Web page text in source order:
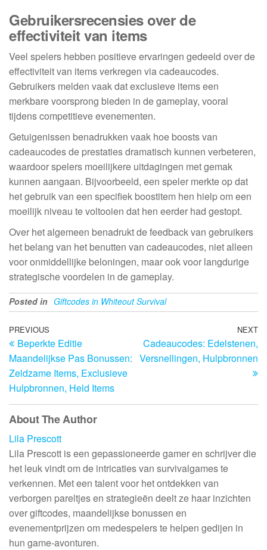
Gebruikersrecensies over de
effectiviteit van items
Veel spelers hebben positieve ervaringen gedeeld over de
effectiviteit van items verkregen via cadeaucodes.
Gebruikers melden vaak dat exclusieve items een
merkbare voorsprong bieden in de gameplay, vooral
tijdens competitieve evenementen.
Getuigenissen benadrukken vaak hoe boosts van
cadeaucodes de prestaties dramatisch kunnen verbeteren,
waardoor spelers moeilijkere uitdagingen met gemak
kunnen aangaan. Bijvoorbeeld, een speler merkte op dat
het gebruik van een specifiek boostitem hen hielp om een
moeilijk niveau te voltooien dat hen eerder had gestopt.
Over het algemeen benadrukt de feedback van gebruikers
het belang van het benutten van cadeaucodes, niet alleen
voor onmiddellijke beloningen, maar ook voor langdurige
strategische voordelen in de gameplay.
Posted in Giftcodes in Whiteout Survival
Post
navigation
Previous
Post
PREVIOUS
Beperkte Editie
Maandelijkse Pas Bonussen:
Zeldzame Items, Exclusieve
Hulpbronnen, Held Items
NEXT
Cadeaucodes: Edelstenen,
Versnellingen, Hulpbronnen
About The Author
Lila Prescott
Lila Prescott is een gepassioneerde gamer en schrijver die
het leuk vindt om de intricaties van survivalgames te
verkennen. Met een talent voor het ontdekken van
verborgen pareltjes en strategieën deelt ze haar inzichten
over giftcodes, maandelijkse bonussen en
evenementprijzen om medespelers te helpen gedijen in
hun game-avonturen.